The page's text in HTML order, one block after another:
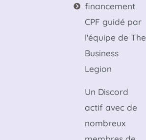
financement
CPF guidé par
l'équipe de The
Business
Legion
Un Discord
actif avec de
nombreux